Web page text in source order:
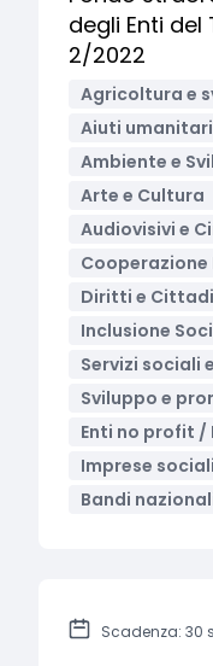
degli Enti del
2/2022
Agricoltura e
Aiuti
Ambiente e
Arte e Cultura
Audiovisivi e
Diritti e
Inclusione
Servizi sociali
Sviluppo e
Enti no profit /
Imprese
Bandi nazionali
Scadenza: 30